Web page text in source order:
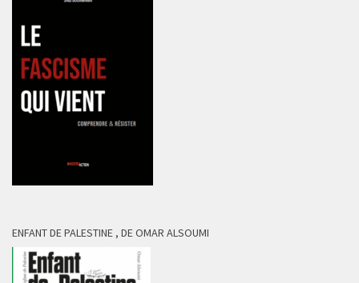
ENFANT DE PALESTINE , DE OMAR ALSOUMI